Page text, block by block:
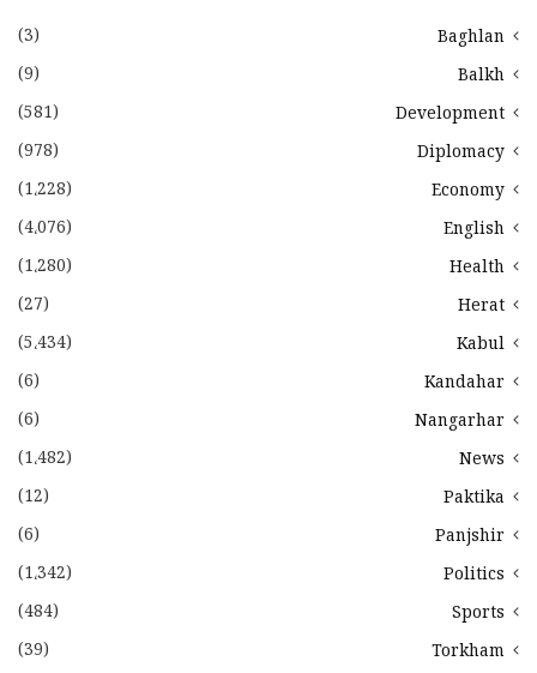
Baghlan
(3)
Balkh
(9)
Development
(581)
Diplomacy
(978)
Economy
(1،228)
English
(4،076)
Health
(1،280)
Herat
(27)
Kabul
(5،434)
Kandahar
(6)
Nangarhar
(6)
News
(1،482)
Paktika
(12)
Panjshir
(6)
Politics
(1،342)
Sports
(484)
Torkham
(39)